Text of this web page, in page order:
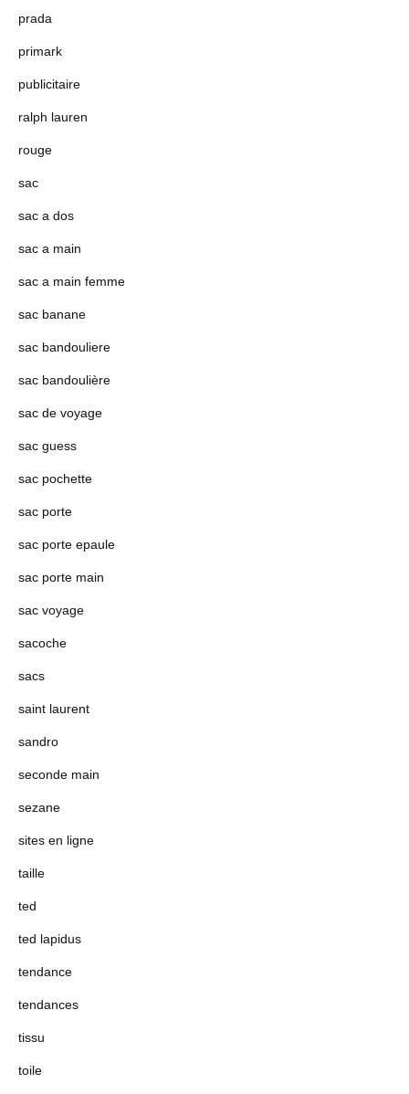
prada
primark
publicitaire
ralph lauren
rouge
sac
sac a dos
sac a main
sac a main femme
sac banane
sac bandouliere
sac bandoulière
sac de voyage
sac guess
sac pochette
sac porte
sac porte epaule
sac porte main
sac voyage
sacoche
sacs
saint laurent
sandro
seconde main
sezane
sites en ligne
taille
ted
ted lapidus
tendance
tendances
tissu
toile